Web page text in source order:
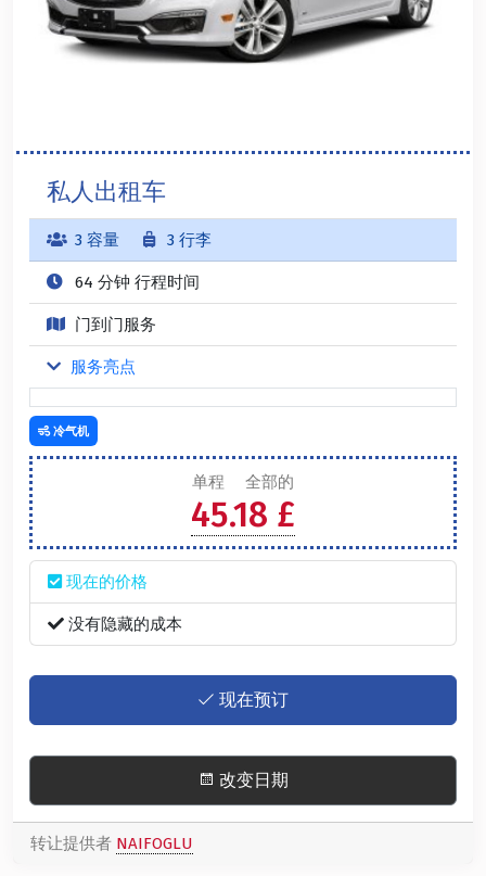
私人出租车
3 容量 3 行李
64 分钟 行程时间
门到门服务
服务亮点
单程 全部的
45.18 £
现在的价格
没有隐藏的成本
现在预订
改变日期
冷气机
转让提供者 NAIFOGLU